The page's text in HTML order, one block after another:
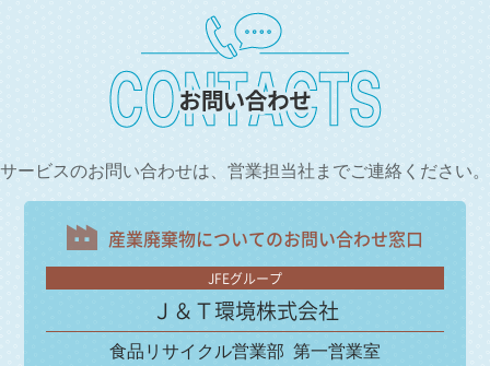
サービスのお問い合わせは、 営業担当社までご連絡ください。
産業廃棄物についてのお問い合わせ窓口
JFEグループ
Ｊ＆Ｔ環境株式会社
食品リサイクル営業部 第一営業室